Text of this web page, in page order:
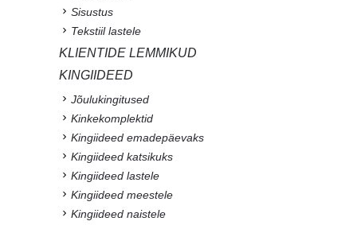
Sisustus
Tekstiil lastele
KLIENTIDE LEMMIKUD
KINGIIDEED
Jõulukingitused
Kinkekomplektid
Kingiideed emadepäevaks
Kingiideed katsikuks
Kingiideed lastele
Kingiideed meestele
Kingiideed naistele